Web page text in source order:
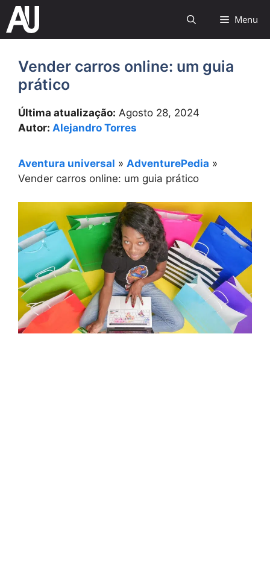
para
o
Menu
Vender carros online: um guia
prático
Última atualização: Agosto 28, 2024
Autor: Alejandro Torres
Aventura universal » AdventurePedia »
Vender carros online: um guia prático